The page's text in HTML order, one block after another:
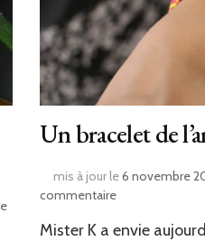
sur
Un bracelet de
mis à jour le6 novembre
commentairesur
bracelet
Mister K a envie